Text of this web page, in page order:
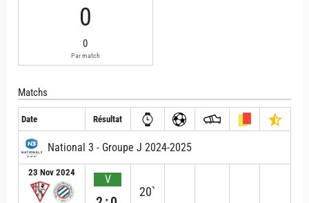
0
0
Par match
Matchs
Date Résultat
National 3 - Groupe J 2024-2025
23 Nov 2024
V
20`